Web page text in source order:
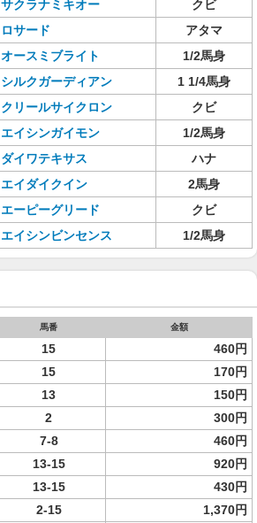
サクラナミキオー
クビ
ロサード
アタマ
オースミブライト
1/2馬身
シルクガーディアン
1 1/4馬身
クリールサイクロン
クビ
エイシンガイモン
1/2馬身
ダイワテキサス
ハナ
エイダイクイン
2馬身
エーピーグリード
クビ
エイシンビンセンス 1/2馬身
馬番 金額
15 460円
15
170円
13
150円
2
300円
7-8
460円
13-15 920円
13-15
430円
2-15
1,370円